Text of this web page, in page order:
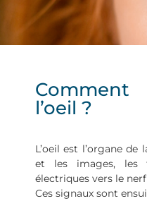
l’oeil ?
L’oeil est l’organe
et les images, les
électriques vers le
Ces signaux sont